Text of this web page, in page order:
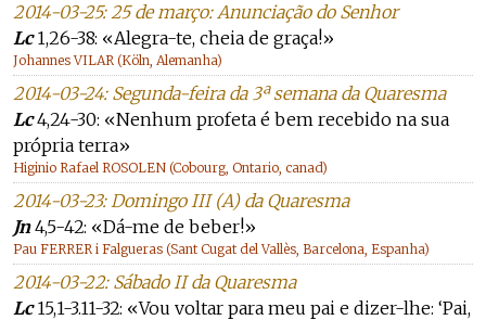
2014-03-25: 25 de março: Anunciação do Senhor
Lc1,26-38: «Alegra-te, cheia de graça!»
Johannes VILAR (Köln, Alemanha)
2014-03-24: Segunda-feira da 3ª semana da Quaresma
Lc4,24-30: «Nenhum profeta é bem recebido na sua
própria terra»
Higinio Rafael ROSOLEN (Cobourg, Ontario, canad)
2014-03-23: Domingo III (A) da Quaresma
Jn4,5-42: «Dá-me de beber!»
Pau FERRER i Falgueras (Sant Cugat del Vallès, Barcelona, Espanha)
2014-03-22: Sábado II da Quaresma
Lc15,1-3.11-32: «Vou voltar para meu pai e dizer-lhe: ‘Pai,